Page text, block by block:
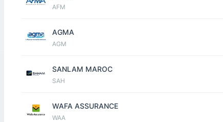
AFM
AGMA
AGM
SANLAM MAROC
SAH
WAFA ASSURANCE
WAA